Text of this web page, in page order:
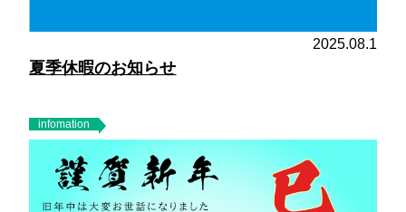
2025.08.1
夏季休暇のお知らせ
infomation